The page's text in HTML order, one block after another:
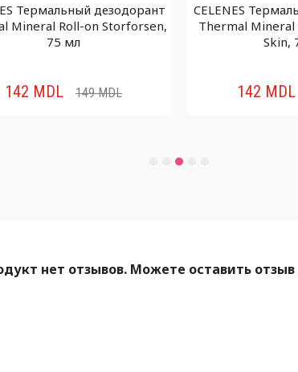
Термальный дезодорант
Mineral Roll-on Storforsen,
75 мл
142 MDL 149MDL
CELENES
Thermal Mineral
Skin,
142 MDL
нет отзывов. Можете оставить